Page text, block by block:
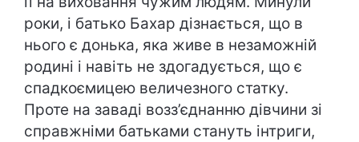
роки, і батько Бахар дізнається, що в
нього є донька, яка живе в незаможній
родині і навіть не здогадується, що є
спадкоємицею величезного статку.
Проте на заваді возз’єднанню дівчини зі
справжніми батьками стануть інтриги,